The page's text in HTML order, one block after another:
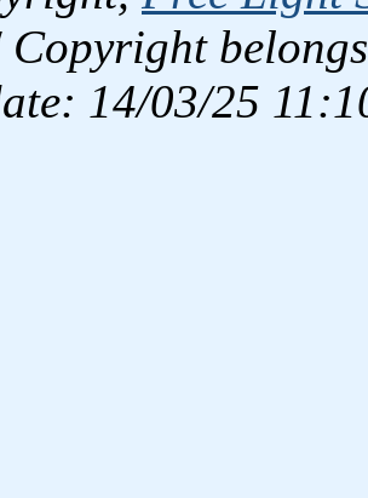
Copyright
14/03/25